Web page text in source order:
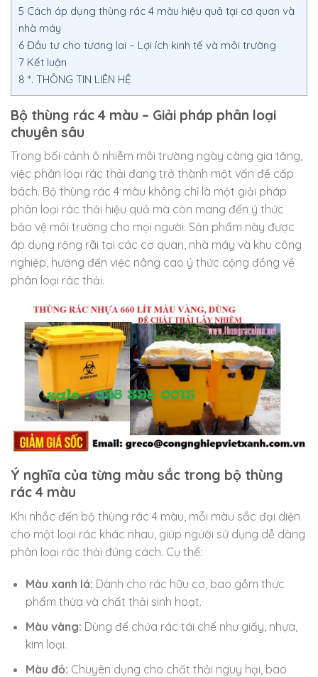
5 Cách áp dụng thùng rác 4 màu hiệu quả tại cơ quan và
nhà máy
6 Đầu tư cho tương lai – Lợi ích kinh tế và môi trường
7 Kết luận
8 *. THÔNG TIN LIÊN HỆ
Bộ thùng rác 4 màu – Giải pháp phân loại
chuyên sâu
Trong bối cảnh ô nhiễm môi trường ngày càng gia tăng,
việc phân loại rác thải đang trở thành một vấn đề cấp
bách. Bộ thùng rác 4 màu không chỉ là một giải pháp
phân loại rác thải hiệu quả mà còn mang đến ý thức
bảo vệ môi trường cho mọi người. Sản phẩm này được
áp dụng rộng rãi tại các cơ quan, nhà máy và khu công
nghiệp, hướng đến việc nâng cao ý thức cộng đồng về
phân loại rác thải.
Ý nghĩa của từng màu sắc trong bộ thùng
rác 4 màu
Khi nhắc đến bộ thùng rác 4 màu, mỗi màu sắc đại diện
cho một loại rác khác nhau, giúp người sử dụng dễ dàng
phân loại rác thải đúng cách. Cụ thể:
Màu xanh lá: Dành cho rác hữu cơ, bao gồm thực
phẩm thừa và chất thải sinh hoạt.
Màu vàng: Dùng để chứa rác tái chế như giấy, nhựa,
kim loại.
Màu đỏ: Chuyên dụng cho chất thải nguy hại, bao